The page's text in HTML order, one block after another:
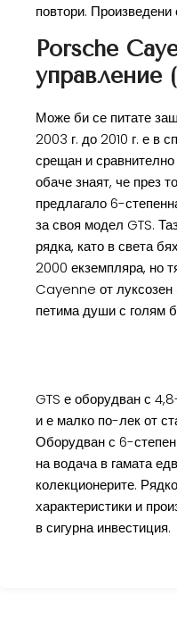
повтори.
Porsche
управление
Може би се питате
2003 г. до 2010 г. е в
срещан и
обаче знаят, че през
предлагало 6-
за своя модел GTS.
рядка, като в света
2000 екземпляра, но
Cayenne от луксозен
петима души с голям
GTS е оборудван с
и е малко по-лек от
Оборудван с 6-
на водача в гамата
колекционерите.
характеристики и
в сигурна инвестиция.